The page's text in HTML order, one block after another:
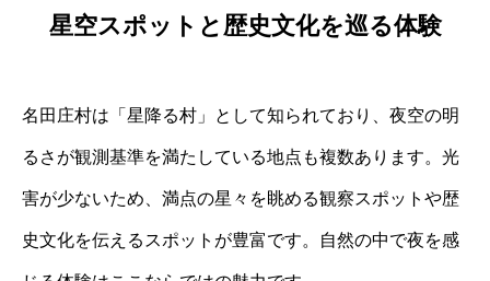
星空スポットと歴史文化を巡る体験
名田庄村は「星降る村」として知られており、夜空の明
るさが観測基準を満たしている地点も複数あります。光
害が少ないため、満点の星々を眺める観察スポットや歴
史文化を伝えるスポットが豊富です。自然の中で夜を感